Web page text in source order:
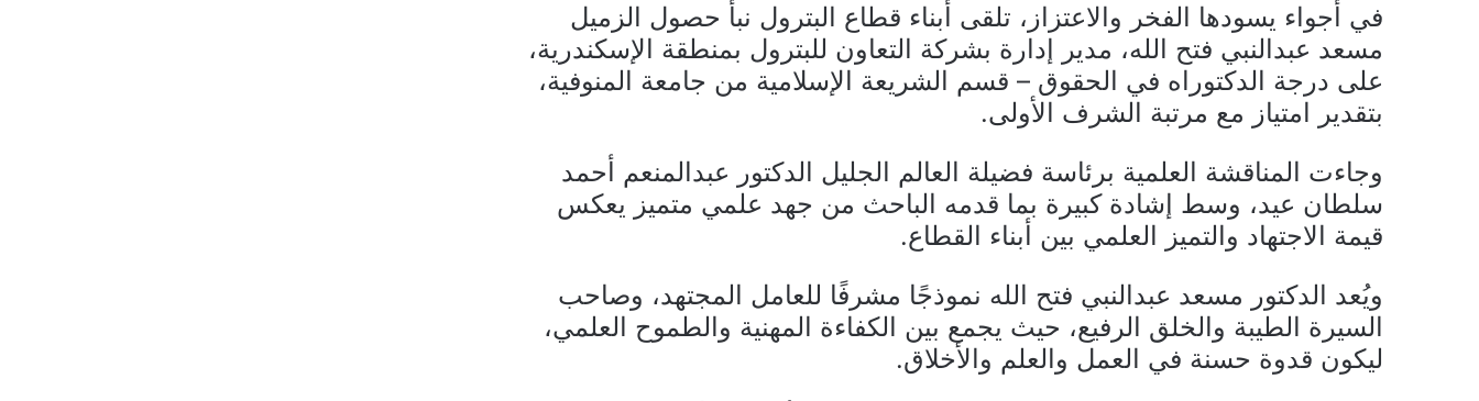
في أجواء يسودها الفخر والاعتزاز، تلقى أبناء قطاع البترول نبأ حصول الزميل
مسعد عبدالنبي فتح الله، مدير إدارة بشركة التعاون للبترول بمنطقة الإسكندرية،
على درجة الدكتوراه في الحقوق – قسم الشريعة الإسلامية من جامعة المنوفية،
بتقدير امتياز مع مرتبة الشرف الأولى.
وجاءت المناقشة العلمية برئاسة فضيلة العالم الجليل الدكتور عبدالمنعم أحمد
سلطان عيد، وسط إشادة كبيرة بما قدمه الباحث من جهد علمي متميز يعكس
قيمة الاجتهاد والتميز العلمي بين أبناء القطاع.
ويُعد الدكتور مسعد عبدالنبي فتح الله نموذجًا مشرفًا للعامل المجتهد، وصاحب
السيرة الطيبة والخلق الرفيع، حيث يجمع بين الكفاءة المهنية والطموح العلمي،
ليكون قدوة حسنة في العمل والعلم والأخلاق.